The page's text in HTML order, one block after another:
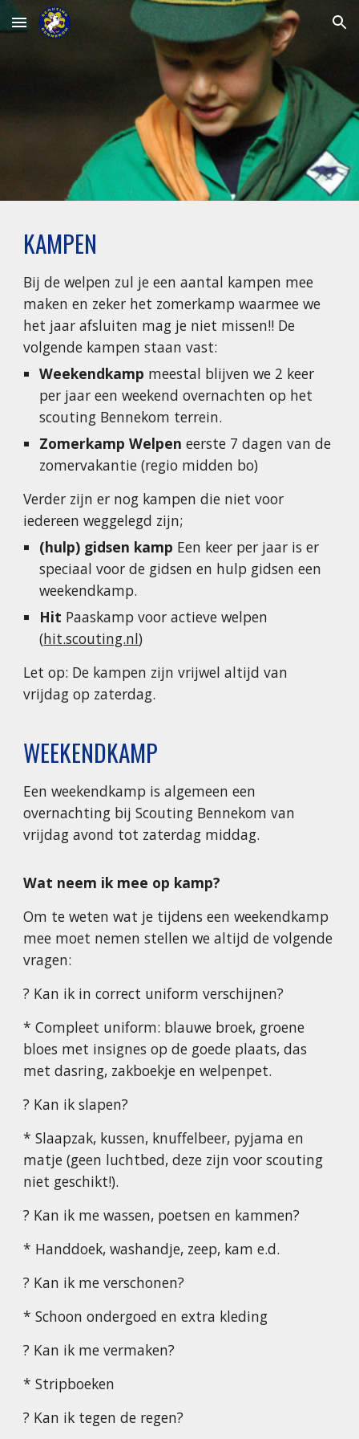
Skip to main content Skip to navigation
KAMPEN
Bij de welpen zul je een aantal kampen mee
maken en zeker het zomerkamp waarmee we
het jaar afsluiten mag je niet missen!! De
volgende kampen staan vast:
Weekendkamp meestal blijven we 2 keer
per jaar een weekend overnachten op het
scouting Bennekom terrein.
Zomerkamp Welpen eerste 7 dagen van de
zomervakantie (regio midden bo)
Verder zijn er nog kampen die niet voor
iedereen weggelegd zijn;
(hulp) gidsen kamp Een keer per jaar is er
speciaal voor de gidsen en hulp gidsen een
weekendkamp.
Hit Paaskamp voor actieve welpen
(hit.scouting.nl)
Let op: De kampen zijn vrijwel altijd van
vrijdag op zaterdag.
WEEKENDKAMP
Een weekendkamp is algemeen een
overnachting bij Scouting Bennekom van
vrijdag avond tot zaterdag middag.
Wat neem ik mee op kamp?
Om te weten wat je tijdens een weekendkamp
mee moet nemen stellen we altijd de volgende
vragen:
? Kan ik in correct uniform verschijnen?
* Compleet uniform: blauwe broek, groene
bloes met insignes op de goede plaats, das
met dasring, zakboekje en welpenpet.
? Kan ik slapen?
* Slaapzak, kussen, knuffelbeer, pyjama en
matje (geen luchtbed, deze zijn voor scouting
niet geschikt!).
? Kan ik me wassen, poetsen en kammen?
* Handdoek, washandje, zeep, kam e.d.
? Kan ik me verschonen?
* Schoon ondergoed en extra kleding
? Kan ik me vermaken?
* Stripboeken
? Kan ik tegen de regen?